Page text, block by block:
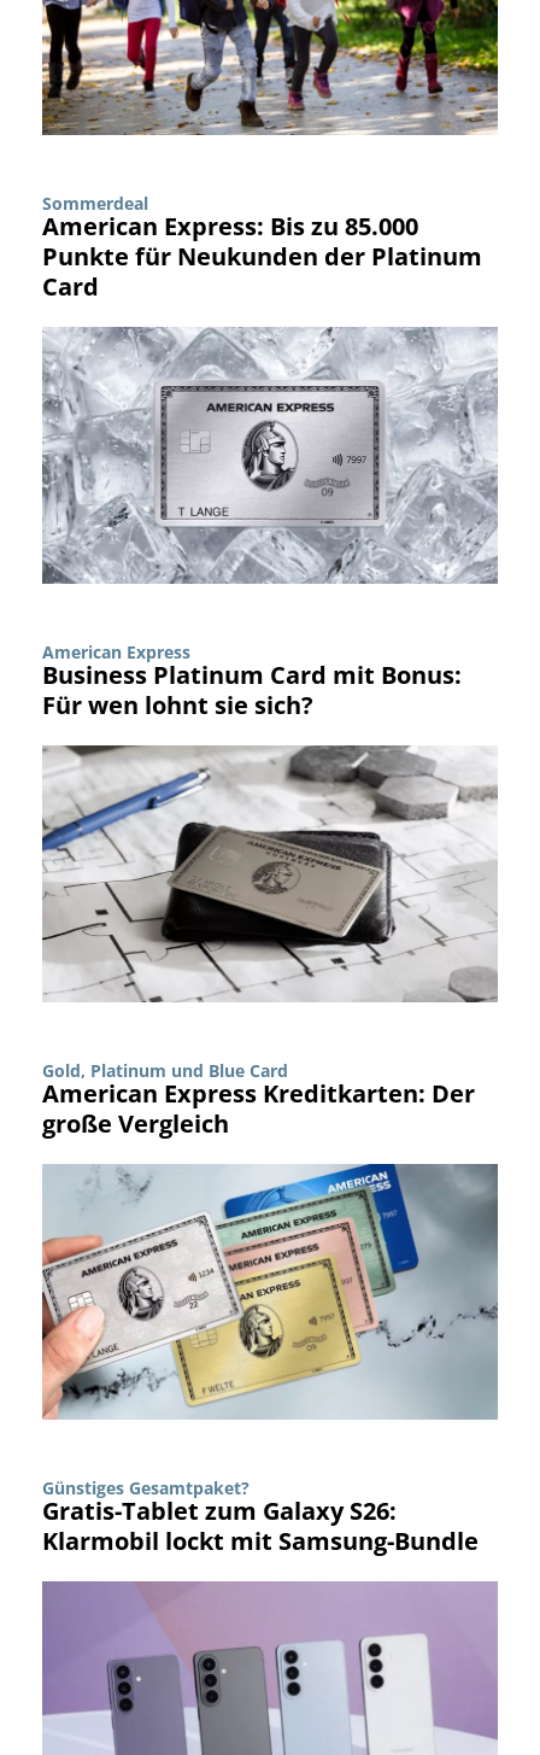
Sommerdeal
American Express: Bis zu 85.000
Punkte für Neukunden der Platinum
Card
American Express
Business Platinum Card mit Bonus:
Für wen lohnt sie sich?
Gold, Platinum und Blue Card
American Express Kreditkarten: Der
große Vergleich
Günstiges Gesamtpaket?
Gratis-Tablet zum Galaxy S26:
Klarmobil lockt mit Samsung-Bundle